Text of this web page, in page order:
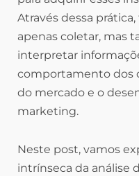
Através dessa
apenas coletar, mas
interpretar
comportamento dos
do mercado e o
marketing.
Neste post, vamos
intrínseca da análise